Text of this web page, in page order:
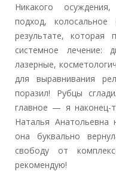
Никакого
подход,
результате,
системное лечение:
лазерные,
для выравнивания
поразил! Рубцы
главное — я наконец-
Наталья
она буквально
свободу от
рекомендую!